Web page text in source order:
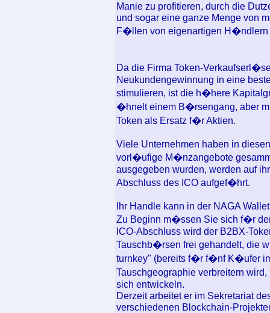
Manie zu profitieren, durch die
und sogar eine ganze Menge von
F�llen von eigenartigen H�ndlern
Da die Firma Token-
Neukundengewinnung in eine
stimulieren, ist die h�here
�hnelt einem B�rsengang, aber
Token als Ersatz f�r Aktien.
Viele Unternehmen haben in
vorl�ufige M�nzangebote
ausgegeben wurden, werden auf
Abschluss des ICO aufgef�hrt.
Ihr Handle kann in der NAGA
Zu Beginn m�ssen Sie sich f�r
ICO-Abschluss wird der B2BX-
Tauschb�rsen frei gehandelt, die
turnkey" (bereits f�r f�nf K�ufer
Tauschgeographie verbreitern
sich entwickeln.
Derzeit arbeitet er im Sekretariat
verschiedenen Blockchain-